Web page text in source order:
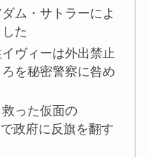
ム・サトラーによ
た
ヴィーは外出禁止
を秘密警察に咎め
った仮面の
政府に反旗を翻す